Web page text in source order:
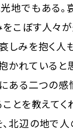
地でもある。
こぼす人々が
しみを抱く人
かれていると
ある二つの
ことを教えてく
北辺の地で人